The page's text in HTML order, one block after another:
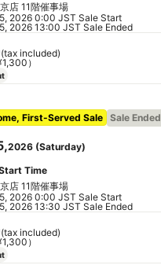
店 11階催事場
2026 0:00 JST Sale Start
2026 13:00 JST Sale Ended
(tax included)
）
First-Served Sale Sale Ended
,2026 (Saturday)
Time
店 11階催事場
2026 0:00 JST Sale Start
2026 13:30 JST Sale Ended
(tax included)
）